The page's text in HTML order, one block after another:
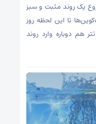
یک روند مثبت و سبز
تا این لحظه روز
هم دوباره وارد روند